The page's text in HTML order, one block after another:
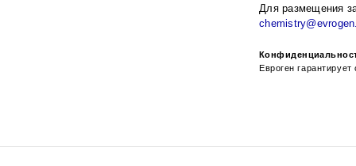
Для размещения
Евроген